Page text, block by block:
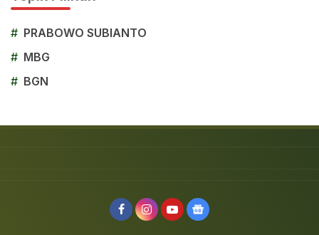
# PRABOWO SUBIANTO
# MBG
# BGN